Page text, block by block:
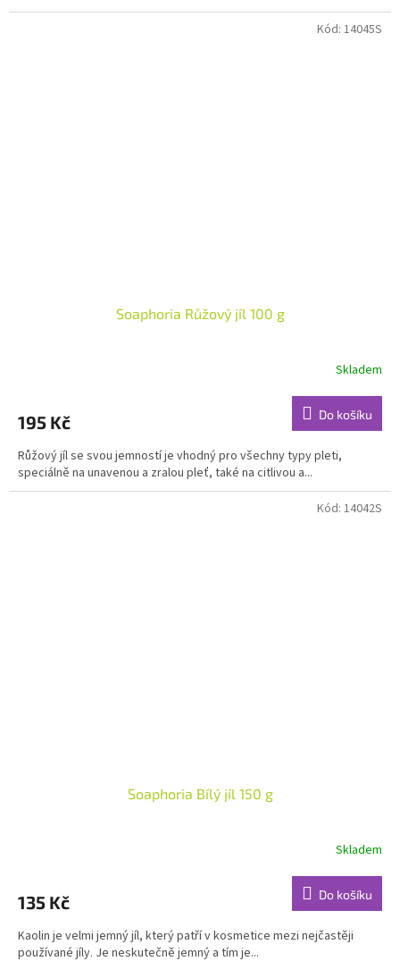
hvězdiček.
Soaphoria Růžový jíl 100 g
je
z
5
hvězdiček.
Skladem
195 Kč Do košíku
Růžový jíl se svou jemností je vhodný pro všechny typy pleti,
speciálně na unavenou a zralou pleť, také na citlivou a...
Kód: 14045S
Soaphoria Bílý jíl 150 g
je
z
5
Skladem
135 Kč Do košíku
Kaolin je velmi jemný jíl, který patří v kosmetice mezi nejčastěji
používané jíly. Je neskutečně jemný a tím je...
Kód: 14042S